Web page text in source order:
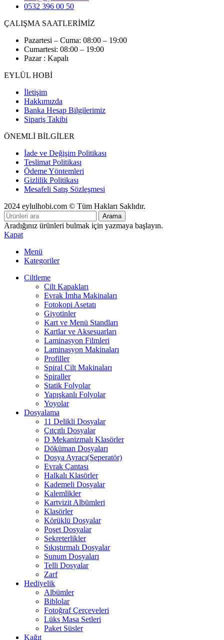
0532 396 00 50
ÇALIŞMA SAATLERİMİZ
Pazartesi – Cuma: 08:00 – 19:00
Cumartesi: 08:00 – 19:00
Pazar : Kapalı
EYLÜL HOBİ
İletişim
Hakkımızda
Banka Hesap Bilgilerimiz
Sipariş Takibi
ÖNEMLİ BİLGİLER
İade ve Değişim Politikası
Teslimat Politikası
Ödeme Yöntemleri
Gizlilik Politikası
Mesafeli Satış Sözleşmesi
2024 eylulhobi.com © Tüm Hakları Saklıdır.
Arama
Aradığınız ürünleri bulmak için yazmaya başlayın.
Kapat
Menü
Kategoriler
Ciltleme
Cilt Kapakları
Evrak İmha Makinaları
Fotokopi Asetatı
Giyotinler
Kart ve Menü Standları
Kartlar ve Aksesuarları
Laminasyon Filmleri
Laminasyon Makinaları
Profiller
Spiral Cilt Makinaları
Spiraller
Statik Folyolar
Yapışkanlı Folyolar
Yoyolar
Dosyalama
11 Delikli Dosyalar
Çıtçıtlı Dosyalar
D Mekanizmalı Klasörler
Döküman Dosyaları
Dosya Ayracı(Seperatör)
Evrak Çantası
Halkalı Klasörler
Kademeli Dosyalar
Kalemlikler
Kartvizit Albümleri
Klasörler
Körüklü Dosyalar
Poşet Dosyalar
Sekreterlikler
Sıkıştırmalı Dosyalar
Sunum Dosyaları
Telli Dosyalar
Zarf
Hediyelik
Albümler
Biblolar
Fotoğraf Çerçeveleri
Lüks Masa Setleri
Paket Süsler
Kağıt